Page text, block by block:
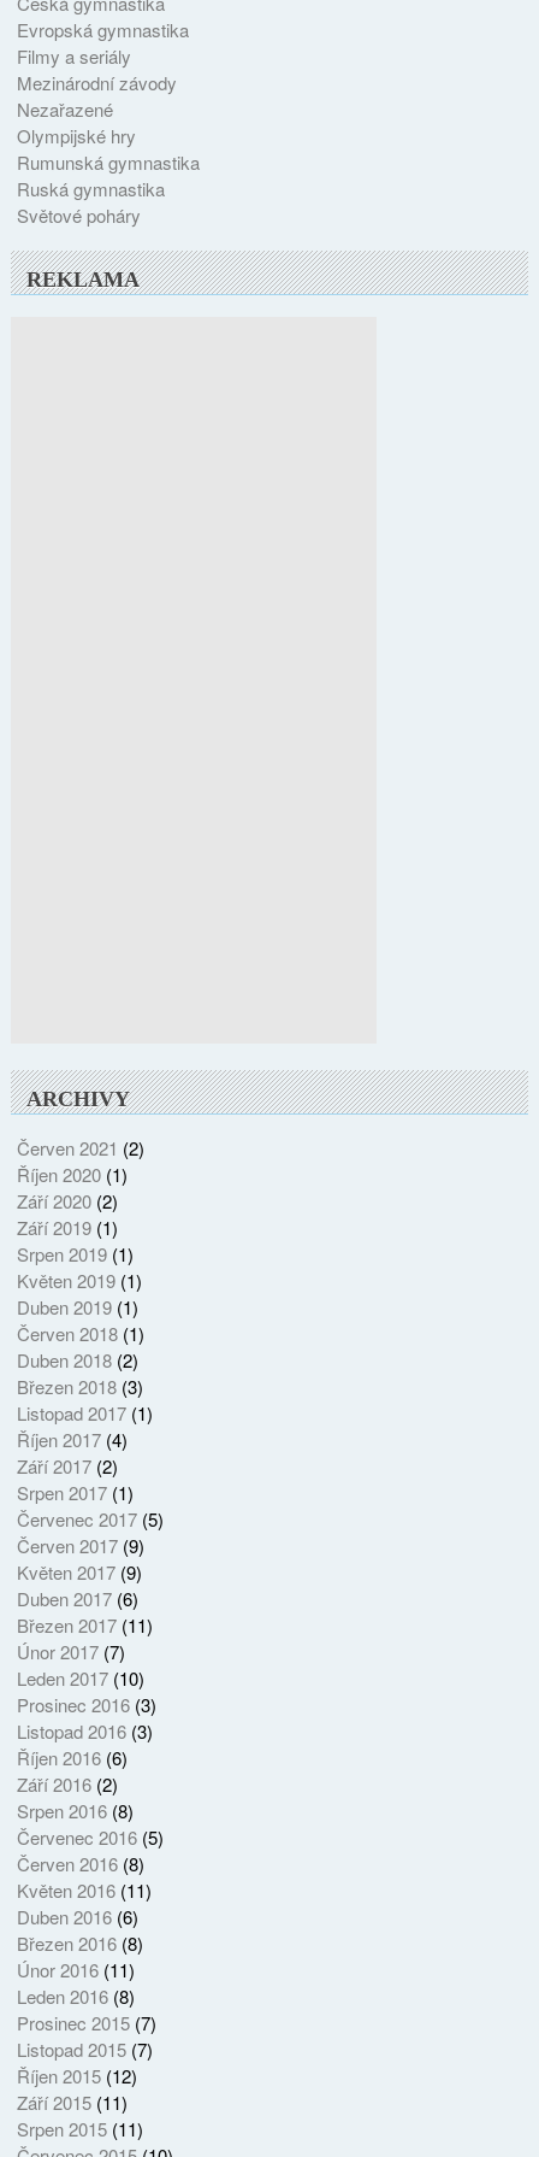
Evropská gymnastika
Filmy a seriály
Mezinárodní závody
Nezařazené
Olympijské hry
Rumunská gymnastika
Ruská gymnastika
Světové poháry
REKLAMA
ARCHIVY
Červen 2021 (2)
Říjen 2020(1)
Září 2020(2)
Září 2019(1)
Srpen 2019(1)
Květen 2019(1)
Duben 2019(1)
Červen 2018(1)
Duben 2018(2)
Březen 2018(3)
Listopad 2017(1)
Říjen 2017(4)
Září 2017(2)
Srpen 2017(1)
Červenec 2017(5)
Červen 2017(9)
Květen 2017(9)
Duben 2017(6)
Březen 2017(11)
Únor 2017(7)
Leden 2017(10)
Prosinec 2016(3)
Listopad 2016(3)
Říjen 2016(6)
Září 2016(2)
Srpen 2016(8)
Červenec 2016(5)
Červen 2016(8)
Květen 2016(11)
Duben 2016(6)
Březen 2016(8)
Únor 2016(11)
Leden 2016(8)
Prosinec 2015(7)
Listopad 2015(7)
Říjen 2015(12)
Září 2015(11)
Srpen 2015(11)